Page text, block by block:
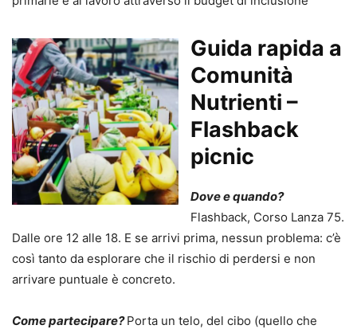
Guida rapida a
Comunità
Nutrienti –
Flashback
picnic
Dove e quando?
Flashback, Corso Lanza 75.
Dalle ore 12 alle 18. E se arrivi prima, nessun problema: c’è
così tanto da esplorare che il rischio di perdersi e non
arrivare puntuale è concreto.
Come partecipare?Porta un telo, del cibo (quello che